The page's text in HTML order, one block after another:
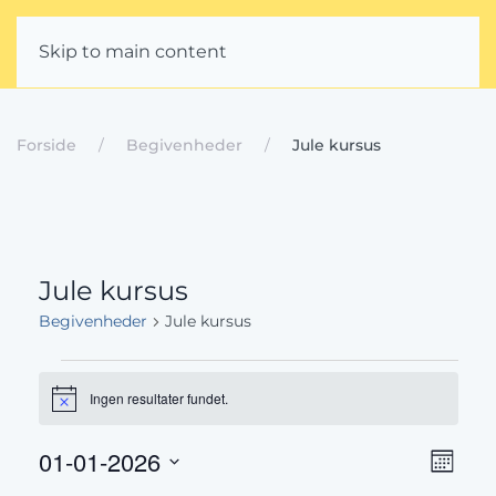
Skip to main content
Forside Begivenheder Jule kursus
Jule kursus
Begivenheder Jule kursus
Begivenheder
Notice Ingen resultater fundet.
Måned
01-01-2026